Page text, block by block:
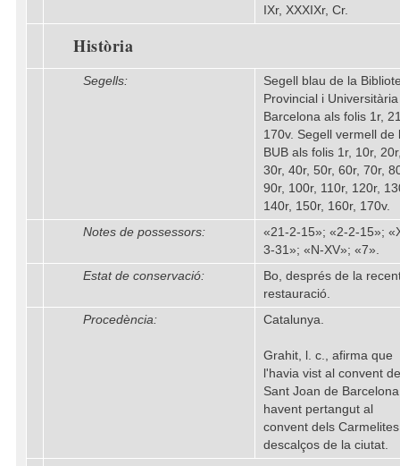
IXr, XXXIXr, Cr.
Història
Segells:
Segell blau de la
Provincial i
Barcelona als folis 1r,
170v. Segell vermell de
BUB als folis 1r, 10r,
30r, 40r, 50r, 60r, 70r,
90r, 100r, 110r, 120r,
140r, 150r, 160r, 170v.
Notes de possessors:
«21-2-15»; «2-2-15»;
3-31»; «N-XV»; «7».
Estat de conservació:
Bo, després de la
restauració.
Procedència:
Catalunya.
Grahit, l. c., afirma que
l'havia vist al convent de
Sant Joan de
havent pertangut al
convent dels Carmelites
descalços de la ciutat.